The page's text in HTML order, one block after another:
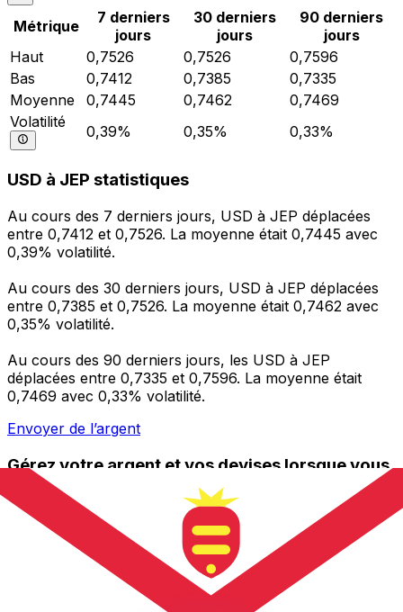
Métrique
7 derniers
jours
30 derniers
jours
90 derniers
jours
Haut
0,7526 0,7526
0,7596
Bas
0,7412 0,7385
0,7335
Moyenne
0,7445 0,7462
0,7469
Volatilité
0,39% 0,35% 0,33%
USD à JEP statistiques
Au cours des 7 derniers jours, USD à JEP déplacées
entre 0,7412 et 0,7526. La moyenne était 0,7445 avec
0,39% volatilité.
Au cours des 30 derniers jours, USD à JEP déplacées
entre 0,7385 et 0,7526. La moyenne était 0,7462 avec
0,35% volatilité.
Au cours des 90 derniers jours, les USD à JEP
déplacées entre 0,7335 et 0,7596. La moyenne était
0,7469 avec 0,33% volatilité.
Envoyer de l’argent
Gérez votre argent et vos devises lorsque vous
êtes en déplacement
L'application Xe réunit toutes les fonctionnalités
nécessaires pour vos transferts d'argent internationaux
et la gestion de vos devises. Convertissez des devises,
programmez des alertes de taux et transférez de
l'argent à l'étranger sans frais cachés. Téléchargez